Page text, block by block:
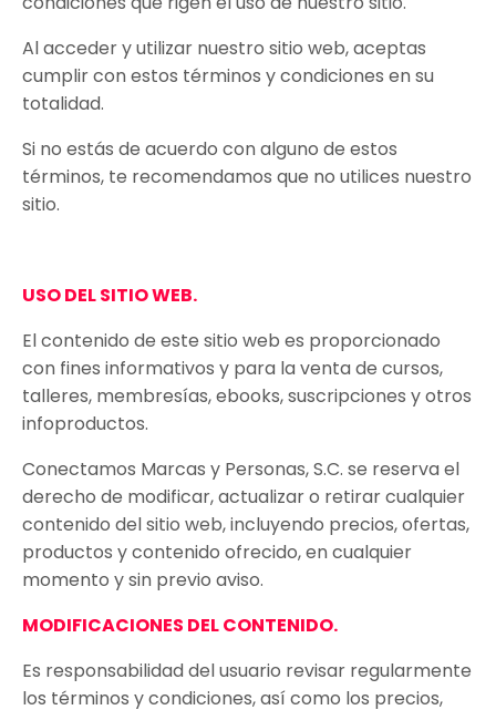
Al acceder y utilizar nuestro sitio web, aceptas
cumplir con estos términos y condiciones en su
totalidad.
Si no estás de acuerdo con alguno de estos
términos, te recomendamos que no utilices nuestro
sitio.
USO DEL SITIO WEB.
El contenido de este sitio web es proporcionado
con fines informativos y para la venta de cursos,
talleres, membresías, ebooks, suscripciones y otros
infoproductos.
Conectamos Marcas y Personas, S.C. se reserva el
derecho de modificar, actualizar o retirar cualquier
contenido del sitio web, incluyendo precios, ofertas,
productos y contenido ofrecido, en cualquier
momento y sin previo aviso.
MODIFICACIONES DEL CONTENIDO.
Es responsabilidad del usuario revisar regularmente
los términos y condiciones, así como los precios,